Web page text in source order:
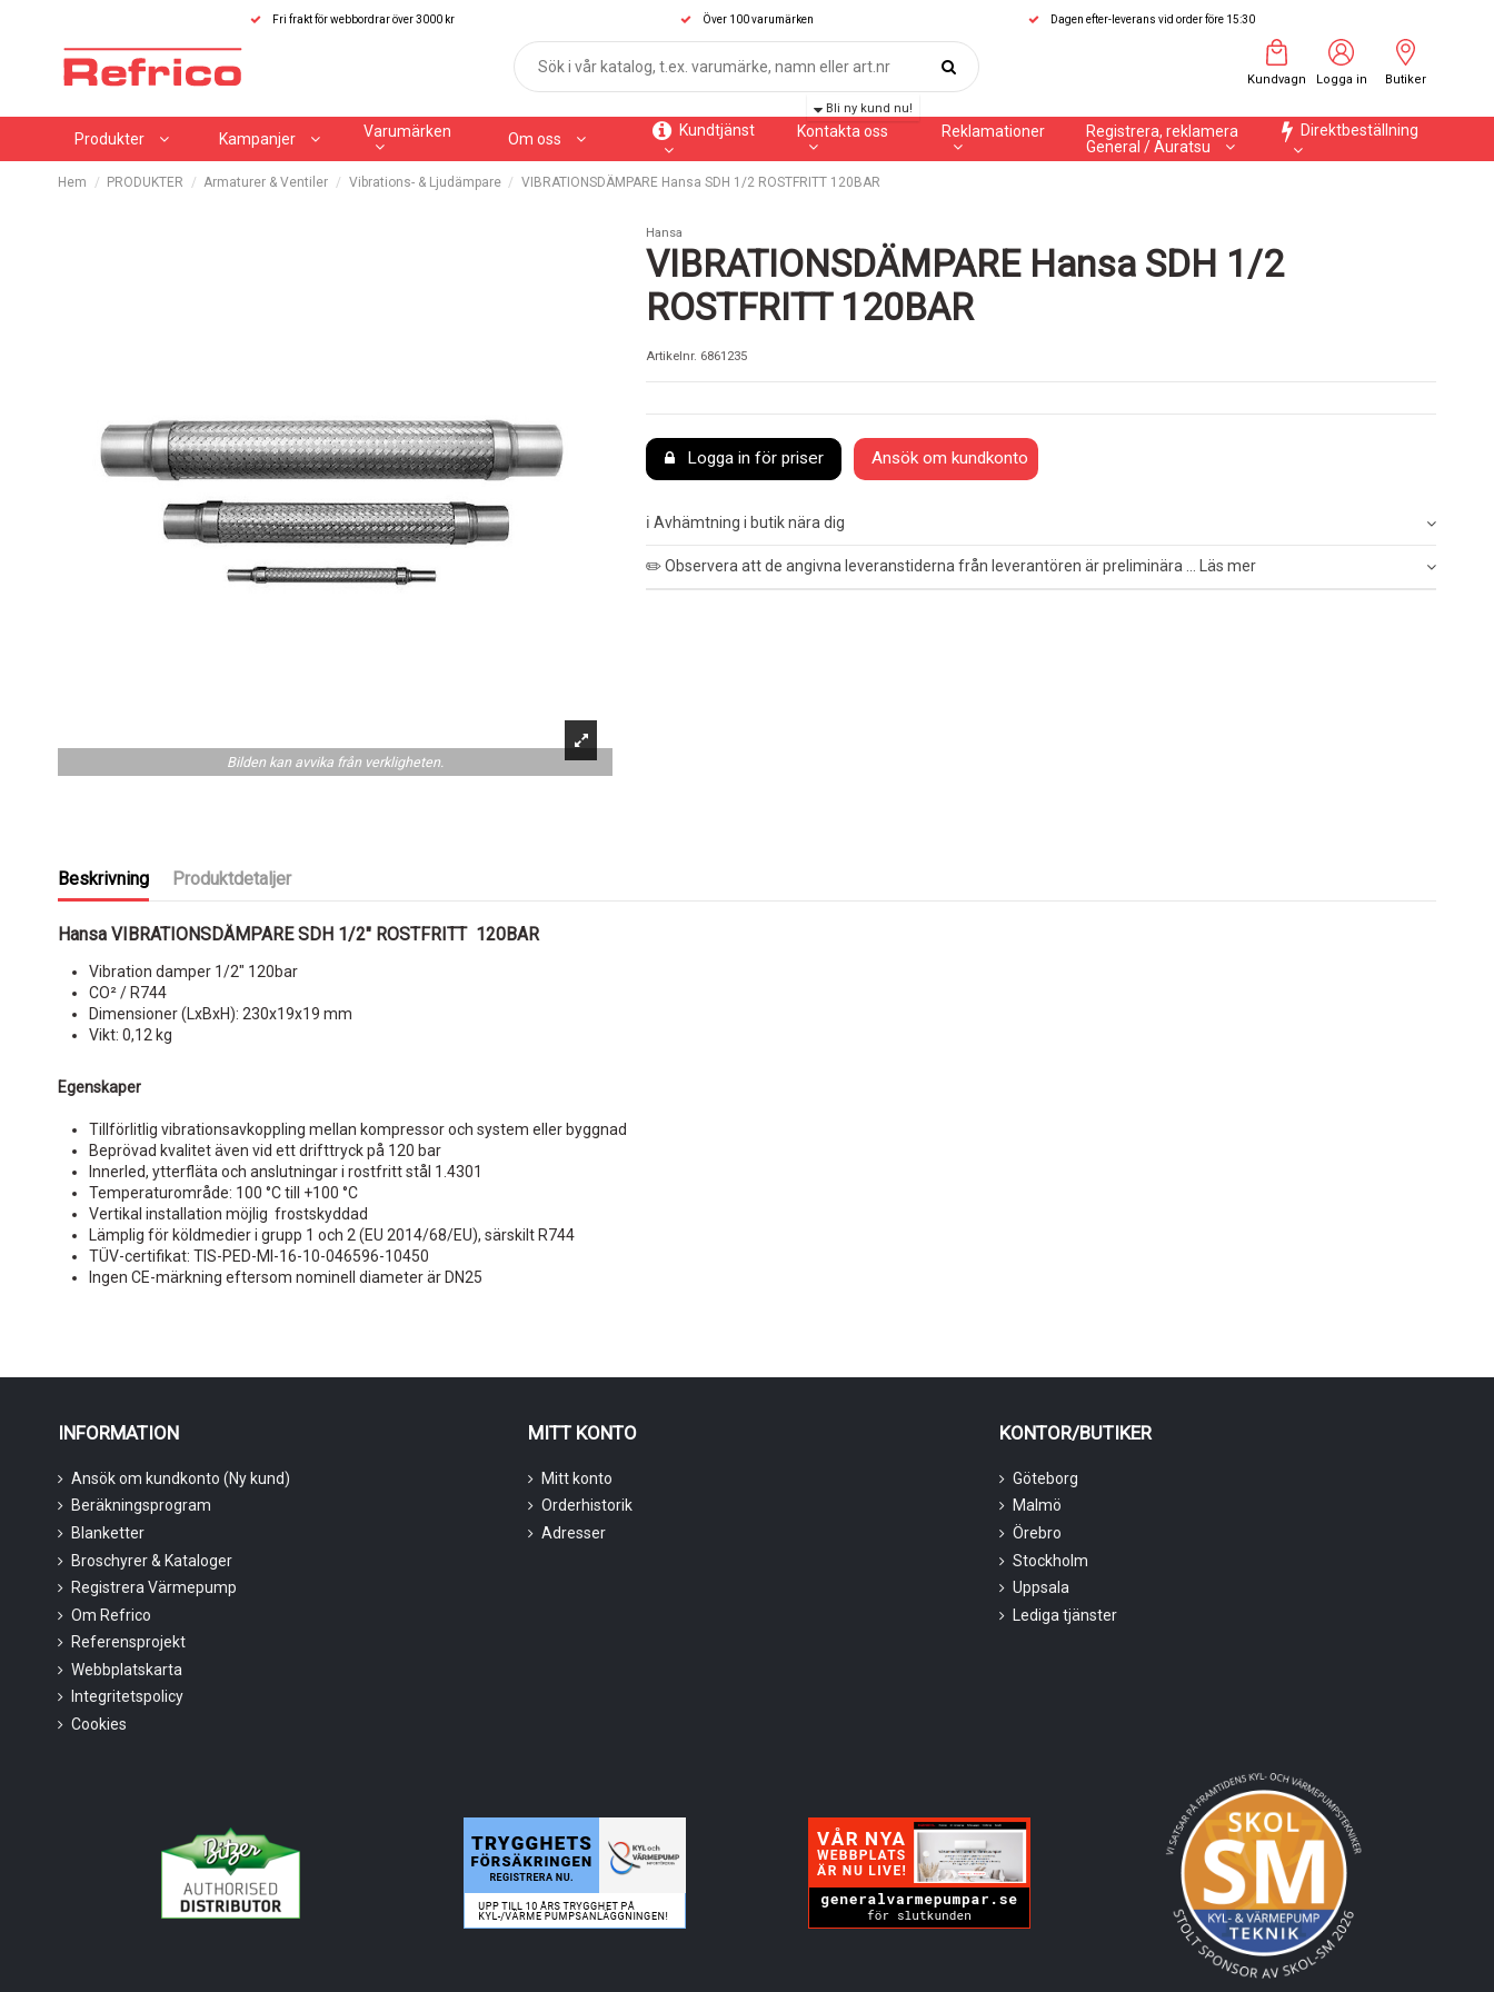
Fri frakt för webbordrar över 3000 kr Över 100 varumärken Dagen efter-leverans vid order före 15:30
Kundvagn Logga in Butiker
Produkter Kampanjer Varumärken Om oss
Kundtjänst Kontakta oss
Bli ny kund nu!
Reklamationer
Registrera, reklamera
General / Auratsu
Direktbeställning
Hem PRODUKTER Armaturer & Ventiler Vibrations- & Ljudämpare VIBRATIONSDÄMPARE Hansa SDH 1/2 ROSTFRITT 120BAR
Bilden kan avvika från verkligheten.
Hansa
VIBRATIONSDÄMPARE Hansa SDH 1/2
ROSTFRITT 120BAR
Artikelnr. 6861235
Logga in för priser Ansök om kundkonto
ℹ️ Avhämtning i butik nära dig
✏️ Observera att de angivna leveranstiderna från leverantören är preliminära ... Läs mer
Beskrivning Produktdetaljer
Hansa VIBRATIONSDÄMPARE SDH 1/2" ROSTFRITT 120BAR
Vibration damper 1/2" 120bar
CO² / R744
Dimensioner (LxBxH): 230x19x19 mm
Vikt: 0,12 kg
Egenskaper
Tillförlitlig vibrationsavkoppling mellan kompressor och system eller byggnad
Beprövad kvalitet även vid ett drifttryck på 120 bar
Innerled, ytterfläta och anslutningar i rostfritt stål 1.4301
Temperaturområde: 100 °C till +100 °C
Vertikal installation möjlig  frostskyddad
Lämplig för köldmedier i grupp 1 och 2 (EU 2014/68/EU), särskilt R744
TÜV-certifikat: TIS-PED-MI-16-10-046596-10450
Ingen CE-märkning eftersom nominell diameter är DN25
INFORMATION
Ansök om kundkonto (Ny kund)
Beräkningsprogram
Blanketter
Broschyrer & Kataloger
Registrera Värmepump
Om Refrico
Referensprojekt
Webbplatskarta
Integritetspolicy
Cookies
MITT KONTO
Mitt konto
Orderhistorik
Adresser
KONTOR/BUTIKER
Göteborg
Malmö
Örebro
Stockholm
Uppsala
Lediga tjänster